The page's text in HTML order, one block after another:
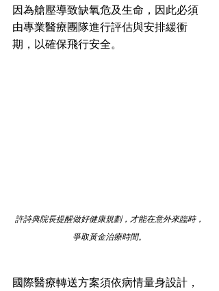
因為艙壓導致缺氧危及生命，因此必須
由專業醫療團隊進行評估與安排緩衝
期，以確保飛行安全。
許詩典院長提醒做好健康規劃，才能在意外來臨時，
爭取黃金治療時間。
國際醫療轉送方案須依病情量身設計，